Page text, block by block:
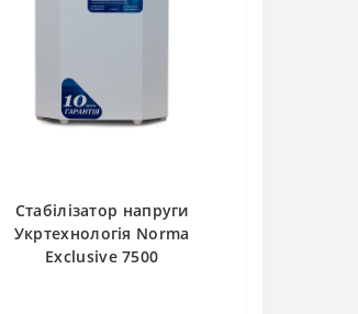
Стабілізатор напруги
Укртехнологія Norma
Exclusive 7500